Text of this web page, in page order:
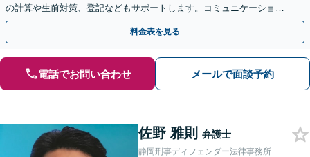
の計算や生前対策、登記などもサポートします。コミュニケーション
を大事にし、より納得できる解決を目指します。
料金表を見る
電話でお問い合わせ メールで面談予約
佐野 雅則 弁護士
静岡刑事ディフェンダー法律事務所